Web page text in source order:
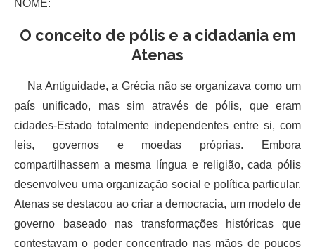
NOME:
O conceito de pólis e a cidadania em
Atenas
Na Antiguidade, a Grécia não se organizava como um
país unificado, mas sim através de pólis, que eram
cidades-Estado totalmente independentes entre si, com
leis, governos e moedas próprias. Embora
compartilhassem a mesma língua e religião, cada pólis
desenvolveu uma organização social e política particular.
Atenas se destacou ao criar a democracia, um modelo de
governo baseado nas transformações históricas que
contestavam o poder concentrado nas mãos de poucos